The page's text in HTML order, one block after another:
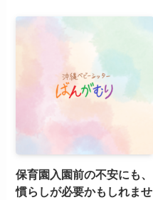
保育園入園前の不安にも、
慣らしが必要かもしれませ